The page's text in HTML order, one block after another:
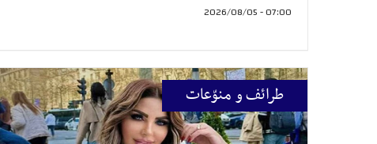
07:00 - 2026/08/05
طرائف و منوّعات